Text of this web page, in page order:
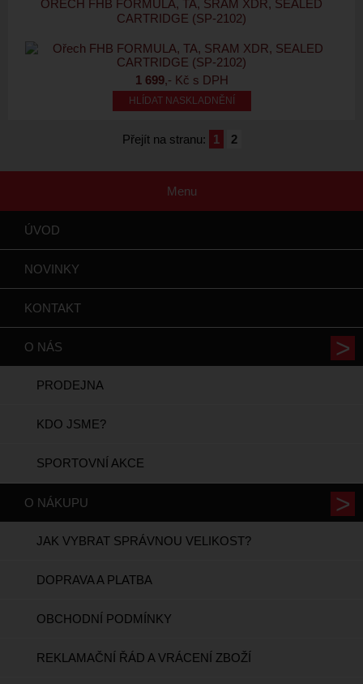
OŘECH FHB FORMULA, TA, SRAM XDR, SEALED
CARTRIDGE (SP-2102)
1 699,- Kč s DPH
HLÍDAT NASKLADNĚNÍ
Přejít na stranu: 1 2
Menu
ÚVOD
NOVINKY
KONTAKT
O NÁS
PRODEJNA
KDO JSME?
SPORTOVNÍ AKCE
O NÁKUPU
JAK VYBRAT SPRÁVNOU VELIKOST?
DOPRAVA A PLATBA
OBCHODNÍ PODMÍNKY
REKLAMAČNÍ ŘÁD A VRÁCENÍ ZBOŽÍ